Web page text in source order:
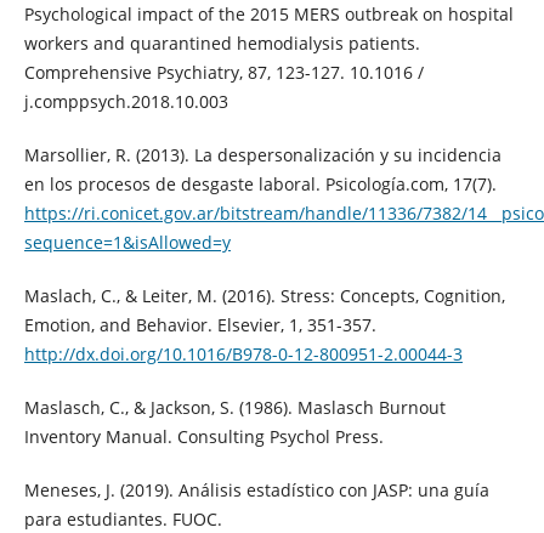
Psychological impact of the 2015 MERS outbreak on hospital
workers and quarantined hemodialysis patients.
Comprehensive Psychiatry, 87, 123-127. 10.1016 /
j.comppsych.2018.10.003
Marsollier, R. (2013). La despersonalización y su incidencia
en los procesos de desgaste laboral. Psicología.com, 17(7).
https://ri.conicet.gov.ar/bitstream/handle/11336/7382/
sequence=1&isAllowed=y
Maslach, C., & Leiter, M. (2016). Stress: Concepts, Cognition,
Emotion, and Behavior. Elsevier, 1, 351-357.
http://dx.doi.org/10.1016/B978-0-12-800951-2.00044-3
Maslasch, C., & Jackson, S. (1986). Maslasch Burnout
Inventory Manual. Consulting Psychol Press.
Meneses, J. (2019). Análisis estadístico con JASP: una guía
para estudiantes. FUOC.